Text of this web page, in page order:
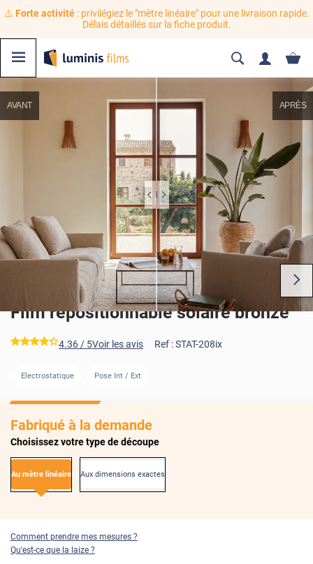
⚠️ Forte activité: privilégiez le "mètre linéaire" pour une livraison rapide.
Délais détaillés sur la fiche produit.
AVANT APRÈS
Film repositionnable solaire bronze
*****
4.36 / 5Voir les avis Ref :STAT-208ix
Electrostatique Pose Int / Ext
Fabriqué à la demande
Choisissez votre type de découpe
Au mètre linéaire Aux dimensions exactes
Comment prendre mes mesures ?
Qu'est-ce que la laize ?